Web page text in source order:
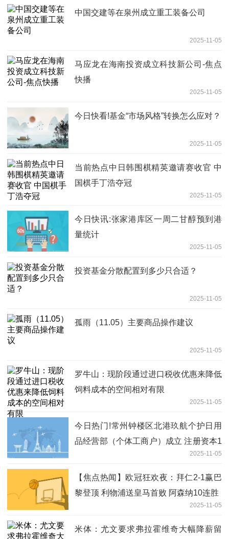
中国交建等在泉州成立重工装备公司
2025-11-05
马应龙在海南投资成立科技新公司-焦点
快播
2025-11-05
今日快看!基金“市场风格”转换怎么应对？
2025-11-05
当前热点中日韩围棋精英邀请赛收官 中
国棋手丁浩夺冠
2025-11-05
今日快讯:张家港库区一周二甘醇预到港
量统计
2025-11-05
投资基金分散配置到多少只合适？
2025-11-05
孤雨（11.05）主要商品操作建议
2025-11-05
罗牛山：现阶段通过进口税收优惠来降低
饲料成本的空间相对有限
2025-11-05
今日热门!常州钟楼区北港玖航个护日用
品经营部（个体工商户）成立 注册资本1
2025-11-05
【焦点热闻】欧冠狂欢夜：拜仁2-1赢巴
黎登顶 利物浦送皇马首败 阿森纳10连胜
2025-11-05
米体：尤文要求弗拉霍维奇大幅降薪留